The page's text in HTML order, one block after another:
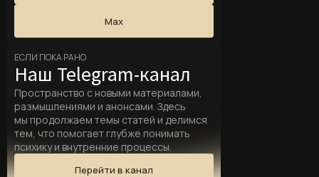
Max
ЕСЛИ ПОКА РАНО
Наш Telegram-канал
Пространство с новыми материалами,
размышлениями и анонсами. Здесь
мы продолжаем темы статей и делимся
тем, что помогает глубже понимать
психику и внутренние процессы.
Перейти в канал